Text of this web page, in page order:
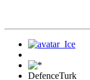
DefenceTurk